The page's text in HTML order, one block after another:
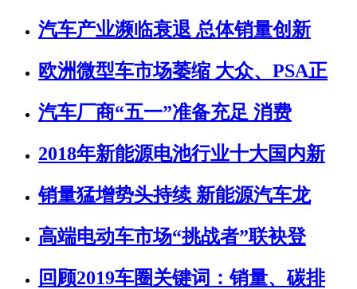
汽车产业濒临衰退 总体销量创新
欧洲微型车市场萎缩 大众、PSA正
汽车厂商“五一”准备充足 消费
2018年新能源电池行业十大国内新
销量猛增势头持续 新能源汽车龙
高端电动车市场“挑战者”联袂登
回顾2019车圈关键词：销量、碳排